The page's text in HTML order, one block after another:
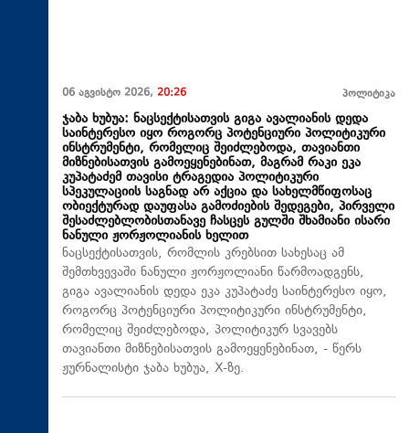
06 აგვისტო 2026, 20:26 პოლიტიკა
ჯაბა ხუბუა: ნაცსექტისათვის გიგა ავალიანის დედა
საინტერესო იყო როგორც პოტენციური პოლიტიკური
ინსტრუმენტი, რომელიც შეიძლებოდა, თავიანთი
მიზნებისათვის გამოეყენებინათ, მაგრამ რაკი ეკა
კუპატაძემ თავისი ტრაგედია პოლიტიკური
სპეკულაციის საგნად არ აქცია და სახელმწიფოსაც
ობიექტურად დაუფასა გამოძიების შედეგები, პირველი
შესაძლებლობისთანავე ჩასცეს გულში შხამიანი ისარი
ნანული ჟორჟოლიანის ხელით
ნაცსექტისათვის, რომლის კრებსით სახესაც ამ
შემთხვევაში ნანული ჟორჟოლიანი წარმოადგენს,
გიგა ავალიანის დედა ეკა კუპატაძე საინტერესო იყო,
როგორც პოტენციური პოლიტიკური ინსტრუმენტი,
რომელიც შეიძლებოდა, პოლიტიკურ სვავებს
თავიანთი მიზნებისათვის გამოეყენებინათ, - წერს
ჟურნალისტი ჯაბა ხუბუა, X-ზე.